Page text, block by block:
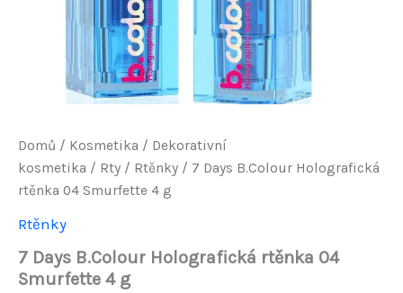
Domů / Kosmetika / Dekorativní
kosmetika / Rty / Rtěnky / 7 Days B.Colour Holografická
rtěnka 04 Smurfette 4 g
Rtěnky
7 Days B.Colour Holografická rtěnka 04
Smurfette 4 g